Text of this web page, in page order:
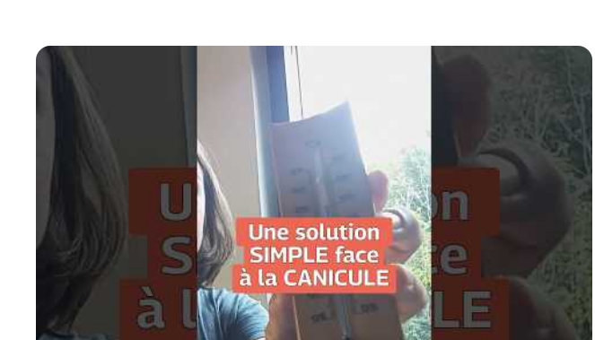
Composition :
Certification :
Précaution d’emploi et conditions de conservation :